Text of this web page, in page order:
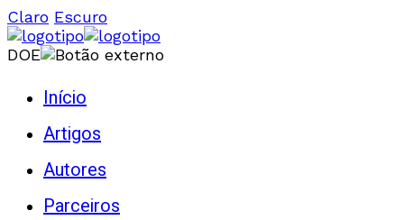
Claro Escuro
DOE
Início
Artigos
Autores
Parceiros